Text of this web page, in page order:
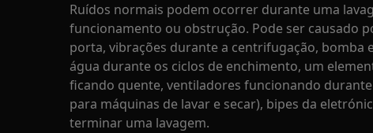
Ruídos normais podem ocorrer durante uma
funcionamento ou obstrução. Pode ser causado
porta, vibrações durante a centrifugação, bomba
água durante os ciclos de enchimento, um
ficando quente, ventiladores funcionando
para máquinas de lavar e secar), bipes da
terminar uma lavagem.